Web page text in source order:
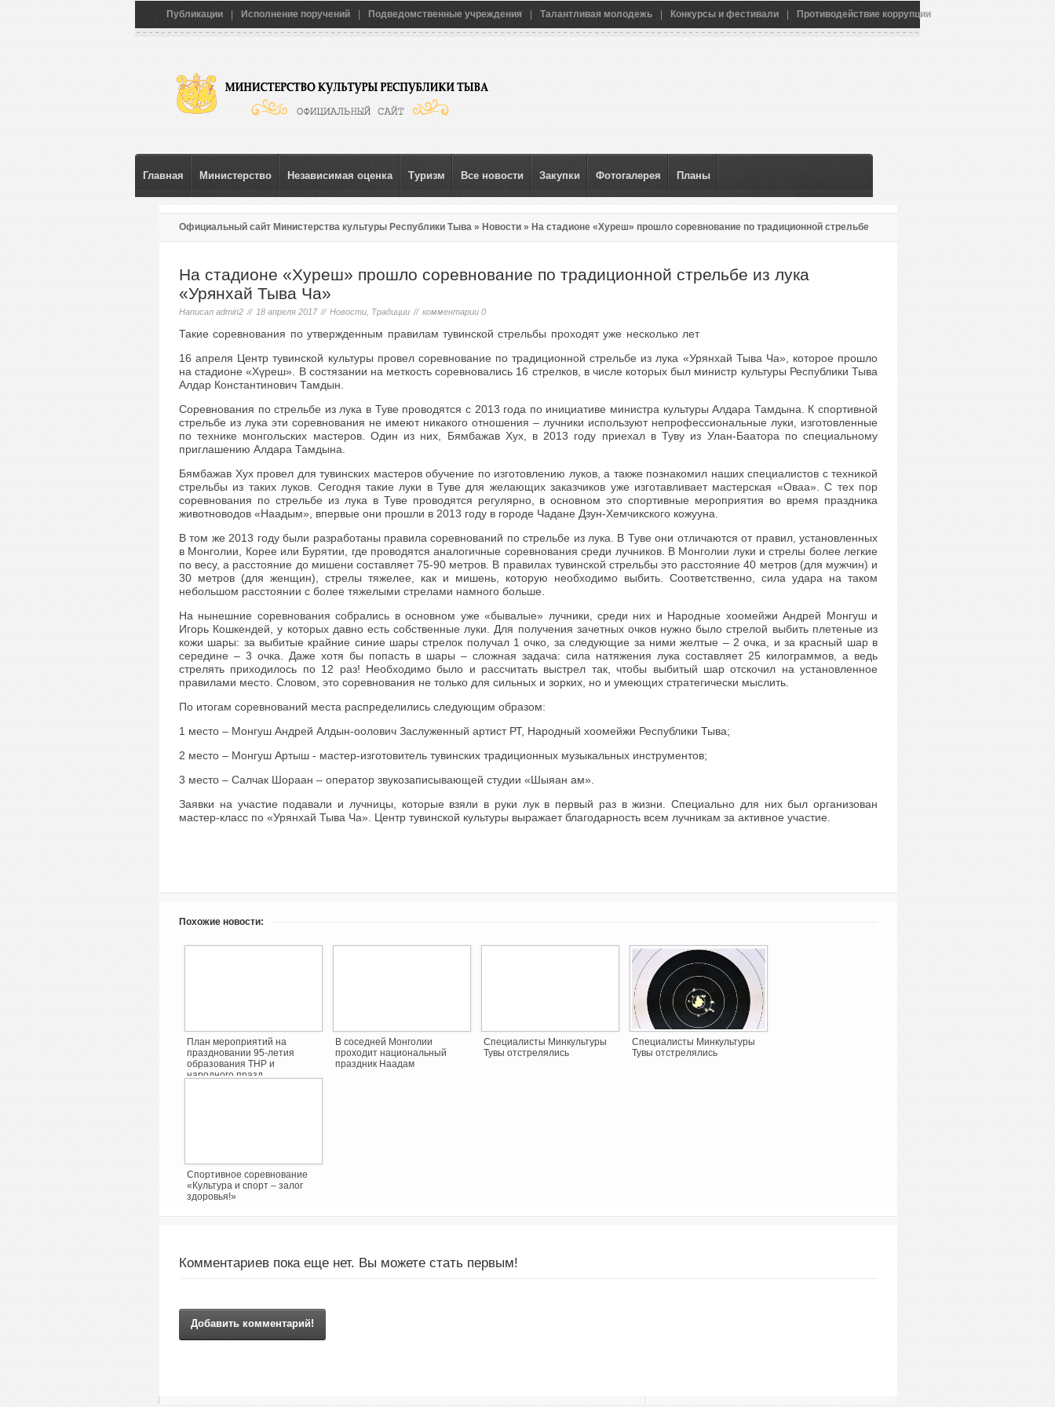
Публикации Исполнение поручений Подведомственные учреждения Талантливая молодежь Конкурсы и фестивали Противодействие коррупции
Главная Министерство Независимая оценка Туризм Все новости Закупки Фотогалерея Планы
Официальный сайт Министерства культуры Республики Тыва » Новости » На стадионе «Хуреш» прошло соревнование по традиционной стрельбе
На стадионе «Хуреш» прошло соревнование по традиционной стрельбе из лука
«Урянхай Тыва Ча»
Написал admin2 // 18 апреля 2017 // Новости Традиции // комментарии 0
Такие соревнования по утвержденным правилам тувинской стрельбы проходят уже несколько лет
16 апреля Центр тувинской культуры провел соревнование по традиционной стрельбе из лука «Урянхай Тыва Ча», которое прошло
на стадионе «Хүреш». В состязании на меткость соревновались 16 стрелков, в числе которых был министр культуры Республики Тыва
Алдар Константинович Тамдын.
Соревнования по стрельбе из лука в Туве проводятся с 2013 года по инициативе министра культуры Алдара Тамдына. К спортивной
стрельбе из лука эти соревнования не имеют никакого отношения – лучники используют непрофессиональные луки, изготовленные
по технике монгольских мастеров. Один из них, Бямбажав Хух, в 2013 году приехал в Туву из Улан-Баатора по специальному
приглашению Алдара Тамдына.
Бямбажав Хух провел для тувинских мастеров обучение по изготовлению луков, а также познакомил наших специалистов с техникой
стрельбы из таких луков. Сегодня такие луки в Туве для желающих заказчиков уже изготавливает мастерская «Оваа». С тех пор
соревнования по стрельбе из лука в Туве проводятся регулярно, в основном это спортивные мероприятия во время праздника
животноводов «Наадым», впервые они прошли в 2013 году в городе Чадане Дзун-Хемчикского кожууна.
В том же 2013 году были разработаны правила соревнований по стрельбе из лука. В Туве они отличаются от правил, установленных
в Монголии, Корее или Бурятии, где проводятся аналогичные соревнования среди лучников. В Монголии луки и стрелы более легкие
по весу, а расстояние до мишени составляет 75-90 метров. В правилах тувинской стрельбы это расстояние 40 метров (для мужчин) и
30 метров (для женщин), стрелы тяжелее, как и мишень, которую необходимо выбить. Соответственно, сила удара на таком
небольшом расстоянии с более тяжелыми стрелами намного больше.
На нынешние соревнования собрались в основном уже «бывалые» лучники, среди них и Народные хоомейжи Андрей Монгуш и
Игорь Кошкендей, у которых давно есть собственные луки. Для получения зачетных очков нужно было стрелой выбить плетеные из
кожи шары: за выбитые крайние синие шары стрелок получал 1 очко, за следующие за ними желтые – 2 очка, и за красный шар в
середине – 3 очка. Даже хотя бы попасть в шары – сложная задача: сила натяжения лука составляет 25 килограммов, а ведь
стрелять приходилось по 12 раз! Необходимо было и рассчитать выстрел так, чтобы выбитый шар отскочил на установленное
правилами место. Словом, это соревнования не только для сильных и зорких, но и умеющих стратегически мыслить.
По итогам соревнований места распределились следующим образом:
1 место – Монгуш Андрей Алдын-оолович Заслуженный артист РТ, Народный хоомейжи Республики Тыва;
2 место – Монгуш Артыш - мастер-изготовитель тувинских традиционных музыкальных инструментов;
3 место – Салчак Шораан – оператор звукозаписывающей студии «Шыяан ам».
Заявки на участие подавали и лучницы, которые взяли в руки лук в первый раз в жизни. Специально для них был организован
мастер-класс по «Урянхай Тыва Ча». Центр тувинской культуры выражает благодарность всем лучникам за активное участие.
Похожие новости:
План мероприятий на
праздновании 95-летия
образования ТНР и
народного празд ...
В соседней Монголии
проходит национальный
праздник Наадам
Специалисты Минкультуры
Тувы отстрелялись
Специалисты Минкультуры
Тувы отстрелялись
Спортивное соревнование
«Культура и спорт – залог
здоровья!»
Комментариев пока еще нет. Вы можете стать первым!
Добавить комментарий!